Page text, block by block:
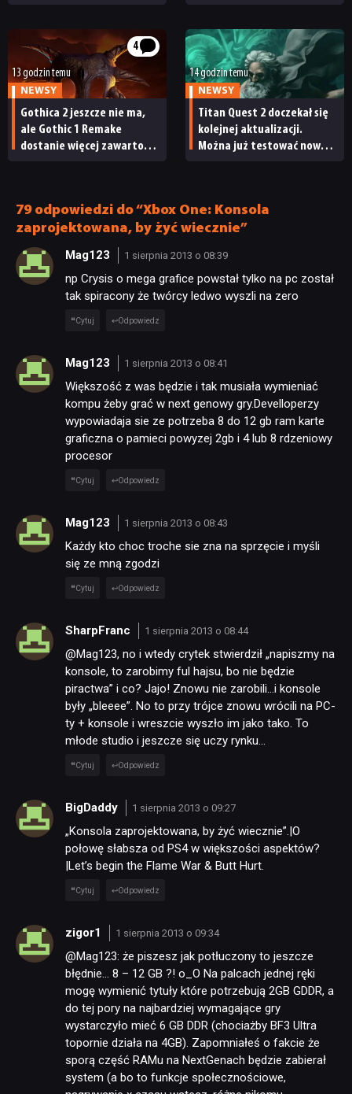
[RECENZJA TECHNICZNA]
4
13 godzin temu
NEWSY
Gothica 2 jeszcze nie ma,
ale Gothic 1 Remake
dostanie więcej zawartości.
14 godzin temu
NEWSY
Titan Quest 2 doczekał się
kolejnej aktualizacji.
Można już testować nową
79 odpowiedzi do “Xbox One: Konsola
zaprojektowana, by żyć wiecznie”
Mag123 1 sierpnia 2013 o 08:39
np Crysis o mega grafice powstał tylko na pc został
tak spiracony że twórcy ledwo wyszli na zero
Cytuj Odpowiedz
Mag123 1 sierpnia 2013 o 08:41
Większość z was będzie i tak musiała wymieniać
kompu żeby grać w next genowy gry.Develloperzy
wypowiadaja sie ze potrzeba 8 do 12 gb ram karte
graficzna o pamieci powyzej 2gb i 4 lub 8 rdzeniowy
procesor
Cytuj Odpowiedz
Mag123 1 sierpnia 2013 o 08:43
Każdy kto choc troche sie zna na sprzęcie i myśli
się ze mną zgodzi
Cytuj Odpowiedz
SharpFranc 1 sierpnia 2013 o 08:44
@Mag123, no i wtedy crytek stwierdził „napiszmy na
konsole, to zarobimy ful hajsu, bo nie będzie
piractwa” i co? Jajo! Znowu nie zarobili…i konsole
były „bleeee”. No to przy trójce znowu wrócili na PC-
ty + konsole i wreszcie wyszło im jako tako. To
młode studio i jeszcze się uczy rynku…
Cytuj Odpowiedz
BigDaddy 1 sierpnia 2013 o 09:27
„Konsola zaprojektowana, by żyć wiecznie”.|O
połowę słabsza od PS4 w większości aspektów?
|Let’s begin the Flame War & Butt Hurt.
Cytuj Odpowiedz
zigor1 1 sierpnia 2013 o 09:34
@Mag123: że piszesz jak potłuczony to jeszcze
błędnie… 8 – 12 GB ?! o_O Na palcach jednej ręki
mogę wymienić tytuły które potrzebują 2GB GDDR, a
do tej pory na najbardziej wymagające gry
wystarczyło mieć 6 GB DDR (chociażby BF3 Ultra
topornie działa na 4GB). Zapomniałeś o fakcie że
sporą część RAMu na NextGenach będzie zabierał
system (a bo to funkcje społecznościowe,